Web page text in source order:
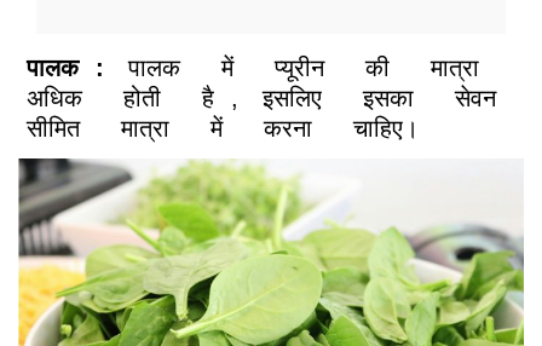
पालक : पालक में प्यूरीन की
मात्रा
अधिक
होती है , इसलिए इसका
सेवन
सीमित
मात्रा में करना चाहिए।